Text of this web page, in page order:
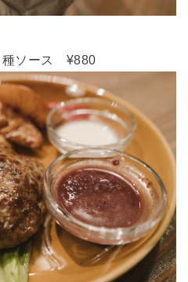
種ソース ¥880